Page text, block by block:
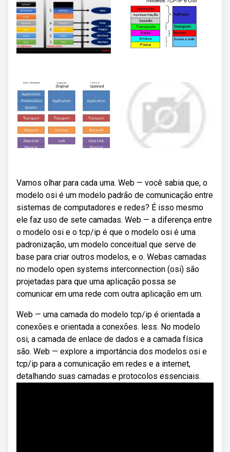
Vamos olhar para cada uma. Web — você sabia que, o
modelo osi é um modelo padrão de comunicação entre
sistemas de computadores e redes? É isso mesmo
ele faz uso de sete camadas. Web — a diferença entre
o modelo osi e o tcp/ip é que o modelo osi é uma
padronização, um modelo conceitual que serve de
base para criar outros modelos, e o. Webas camadas
no modelo open systems interconnection (osi) são
projetadas para que uma aplicação possa se
comunicar em uma rede com outra aplicação em um.
Web — uma camada do modelo tcp/ip é orientada a
conexões e orientada a conexões. less. No modelo
osi, a camada de enlace de dados e a camada física
são. Web — explore a importância dos modelos osi e
tcp/ip para a comunicação em redes e a internet,
detalhando suas camadas e protocolos essenciais.